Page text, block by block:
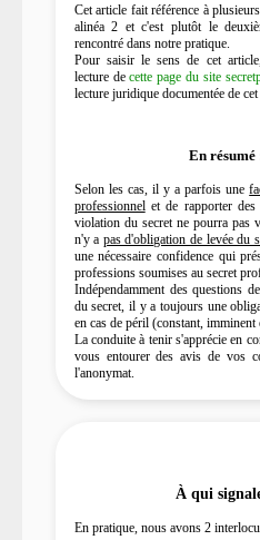
Cet article fait référence à
alinéa 2 et c'est plutôt le
rencontré dans notre pratique.
Pour saisir le sens de cet
lecture decette page du site
lecture juridique documentée de cet
En résumé
Selon les cas, il y a parfois une
professionnelet de rapporter des
violation du secret ne pourra pas
n'y a pas d'obligation de levée du
une nécessaire confidence qui
professions soumises au secret
Indépendamment des questions
du secret, il y a toujours une
en cas de péril (constant, imminent
La conduite à tenir s'apprécie en
vous entourer des avis de vos
l'anonymat.
À qui
En pratique, nous avons 2